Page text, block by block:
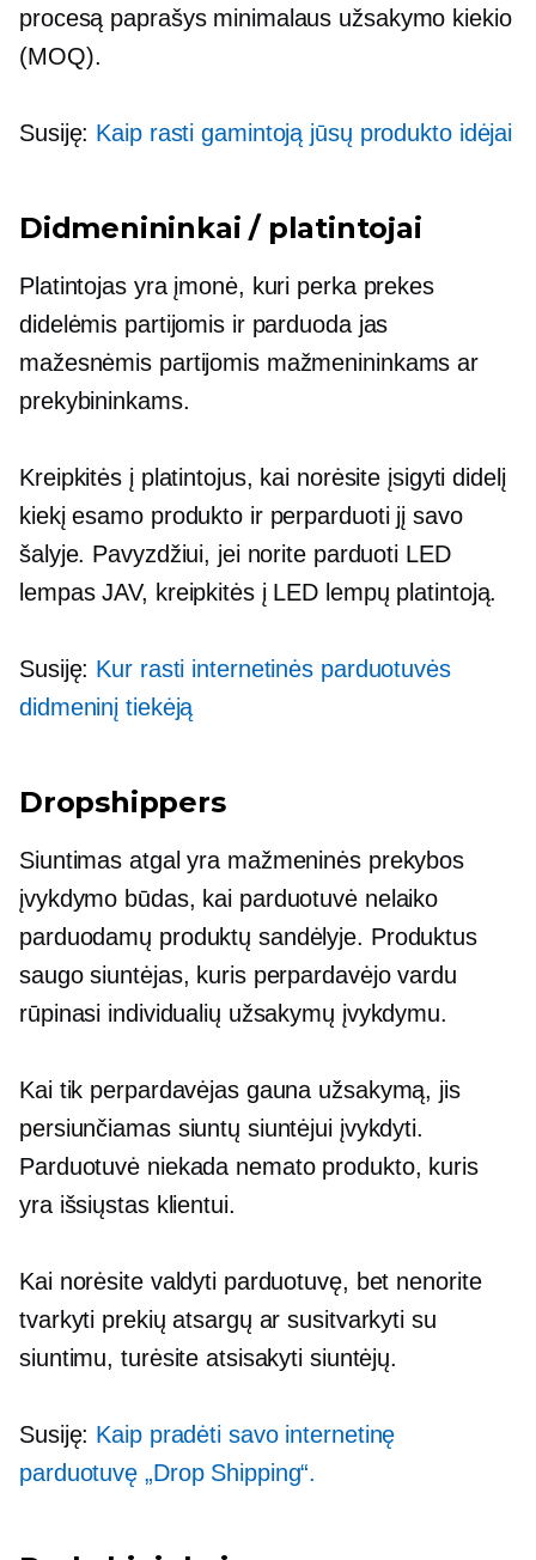
procesą paprašys minimalaus užsakymo kiekio
(MOQ).
Susiję: Kaip rasti gamintoją jūsų produkto idėjai
Didmenininkai / platintojai
Platintojas yra įmonė, kuri perka prekes
didelėmis partijomis ir parduoda jas
mažesnėmis partijomis mažmenininkams ar
prekybininkams.
Kreipkitės į platintojus, kai norėsite įsigyti didelį
kiekį esamo produkto ir perparduoti jį savo
šalyje. Pavyzdžiui, jei norite parduoti LED
lempas JAV, kreipkitės į LED lempų platintoją.
Susiję: Kur rasti internetinės parduotuvės
didmeninį tiekėją
Dropshippers
Siuntimas atgal yra mažmeninės prekybos
įvykdymo būdas, kai parduotuvė nelaiko
parduodamų produktų sandėlyje. Produktus
saugo siuntėjas, kuris perpardavėjo vardu
rūpinasi individualių užsakymų įvykdymu.
Kai tik perpardavėjas gauna užsakymą, jis
persiunčiamas siuntų siuntėjui įvykdyti.
Parduotuvė niekada nemato produkto, kuris
yra išsiųstas klientui.
Kai norėsite valdyti parduotuvę, bet nenorite
tvarkyti prekių atsargų ar susitvarkyti su
siuntimu, turėsite atsisakyti siuntėjų.
Susiję: Kaip pradėti savo internetinę
parduotuvę „Drop Shipping“.